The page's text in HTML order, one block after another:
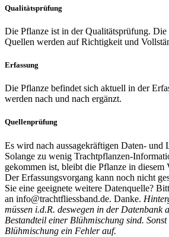
Qualitätsprüfung
Die Pflanze ist in der Qualitätsprüfung. Die
Quellen werden auf Richtigkeit und
Erfassung
Die Pflanze befindet sich aktuell in der
werden nach und nach ergänzt.
Quellenprüfung
Es wird nach aussagekräftigen Daten- und
Solange zu wenig Trachtpflanzen-
gekommen ist, bleibt die Pflanze in diesem
Der Erfassungsvorgang kann noch nicht
Sie eine geeignete weitere Datenquelle?
an info@trachtfliessband.de. Danke.
müssen i.d.R. deswegen in der Datenbank
Bestandteil einer Blühmischung sind.
Blühmischung ein Fehler auf.